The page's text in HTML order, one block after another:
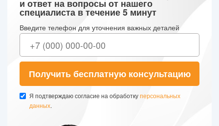
и ответ на вопросы от нашего
специалиста в течение 5 минут
Введите телефон для уточнения важных деталей
Получить бесплатную консультацию
Я подтверждаю согласие на обработкуперсональных
данных.